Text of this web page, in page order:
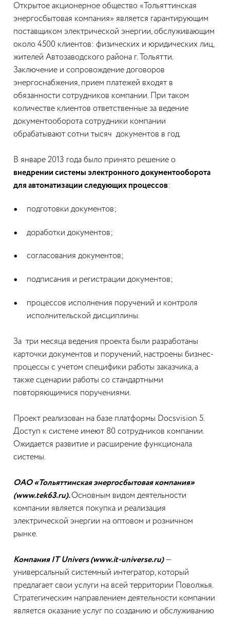
Открытое акционерное общество «Тольяттинская
энергосбытовая компания» является гарантирующим
поставщиком электрической энергии, обслуживающим
около 4500 клиентов: физических и юридических лиц,
жителей Автозаводского района г. Тольятти.
Заключение и сопровождение договоров
энергоснабжения, прием платежей входят в
обязанности сотрудников компании. При таком
количестве клиентов ответственные за ведение
документооборота сотрудники компании
обрабатывают сотни тысяч документов в год.
В январе 2013 года было принято решение о
внедрении системы электронного документооборота
для автоматизации следующих процессов:
подготовки документов;
доработки документов;
согласования документов;
подписания и регистрации документов;
процессов исполнения поручений и контроля
исполнительской дисциплины.
За три месяца ведения проекта были разработаны
карточки документов и поручений, настроены бизнес-
процессы с учетом специфики работы заказчика, а
также сценарии работы со стандартными
повторяющимися поручениями.
Проект реализован на базе платформы Docsvision 5.
Доступ к системе имеют 80 сотрудников компании.
Ожидается развитие и расширение функционала
системы.
ОАО «Тольяттинская энергосбытовая компания»
(www.tek63.ru).Основным видом деятельности
компании является покупка и реализация
электрической энергии на оптовом и розничном
рынке.
Компания IT Univers (www.it-universe.ru)—
универсальный системный интегратор, который
предлагает свои услуги на всей территории Поволжья.
Стратегическим направлением деятельности компании
является оказание услуг по созданию и обслуживанию